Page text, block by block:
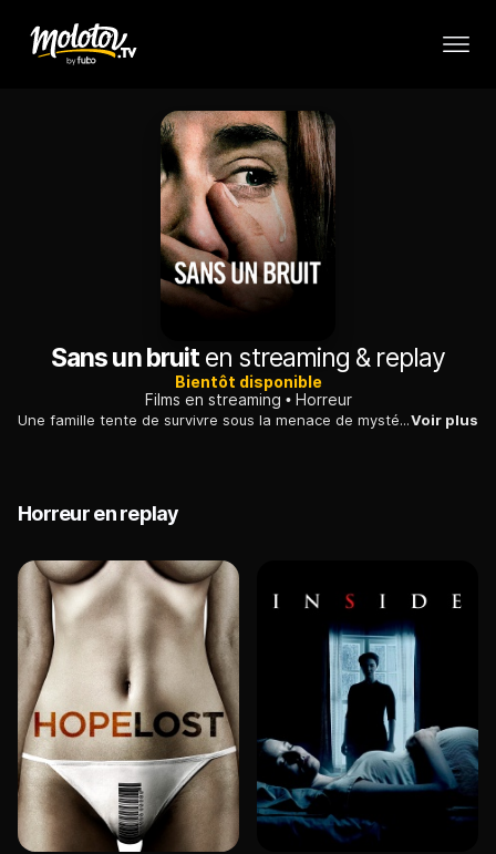
Sans un bruiten streaming & replay
Bientôt disponible
Films en streaming
Horreur
Une famille tente de survivre sous la menace de mystérieuses créatures qui attaquent au moindre bruit. S'ils vous entendent, il est déjà trop tard...Voir plus
Horreur en replay